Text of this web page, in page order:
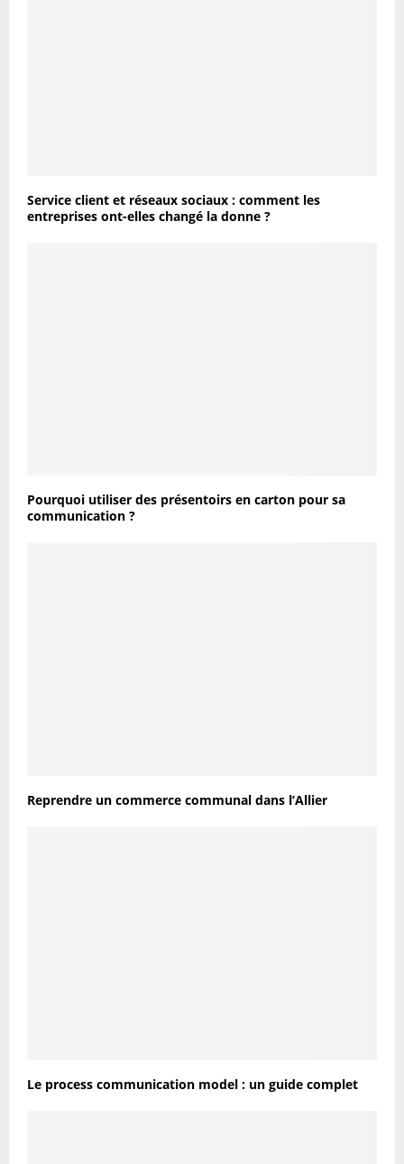
Service client et réseaux sociaux : comment les
entreprises ont-elles changé la donne ?
Pourquoi utiliser des présentoirs en carton pour sa
communication ?
Reprendre un commerce communal dans l’Allier
Le process communication model : un guide complet